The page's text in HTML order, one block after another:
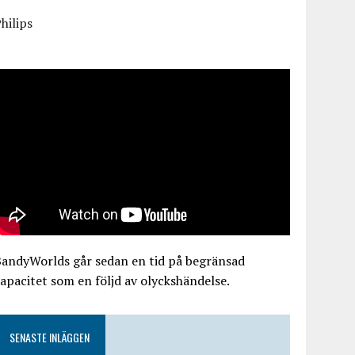
går sedan en tid på begränsad
som en följd av olyckshändelse.
SENASTE INLÄGGEN